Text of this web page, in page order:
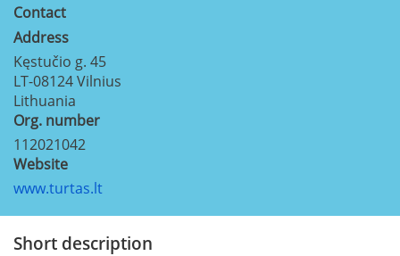
Contact
Address
Kęstučio g. 45
LT-08124Vilnius
Lithuania
Org. number
112021042
Website
www.turtas.lt
Short description